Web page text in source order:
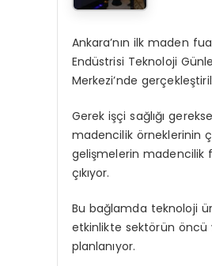
Ankara’nın ilk maden
Endüstrisi Teknoloji
Merkezi’nde
Gerek işçi sağlığı
madencilik örneklerinin
gelişmelerin madencilik
çıkıyor.
Bu bağlamda teknoloji
etkinlikte sektörün öncü
planlanıyor.